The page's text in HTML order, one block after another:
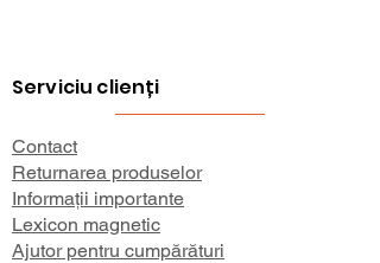
Serviciu clienți
Contact
Returnarea produselor
Informații importante
Lexicon magnetic
Ajutor pentru cumpărături